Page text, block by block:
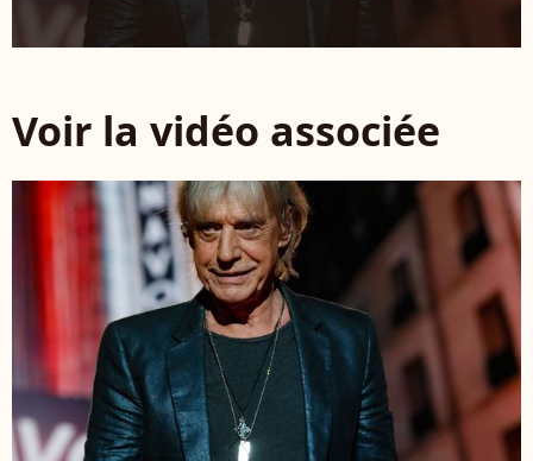
Voir la vidéo associée